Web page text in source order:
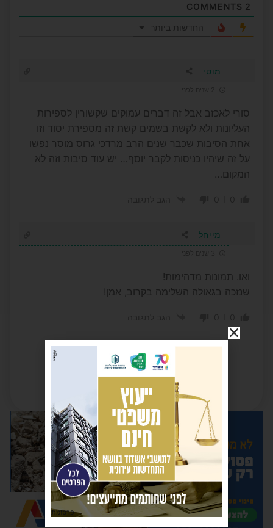
2
החדשות ביותר
מוטי
סורי לאכזב אבל זה דברים עמוקים שקשורין לספירות
העליונות ולא לקשת בשמים קשת זה מספירת יסוד וזו
אחת הסיבות שכבר שנים הרב מרדכי גרוס מוסר נפשו
על זה שיהיו כניסות לקבר יוסף… יש עוד סיבות וזה לא
המקום…
מייחל
ואו. תמונות מדהימות!
שנזכה בגאולה השלימה בקרוב, אמן!
פרסומת